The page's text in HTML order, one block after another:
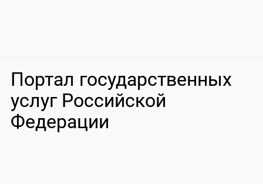
Портал государственных
услуг Российской
Федерации